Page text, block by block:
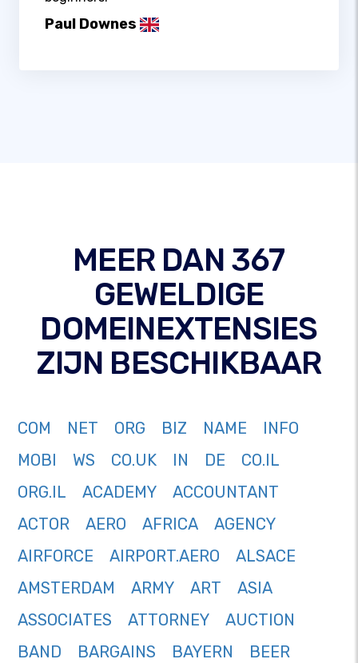
Paul Downes
MEER DAN 367
GEWELDIGE
DOMEINEXTENSIES
ZIJN BESCHIKBAAR
COM NET ORG BIZ NAME
INFO
MOBI
WS CO.UK IN DE
CO.IL
ORG.IL
ACADEMY
ACCOUNTANT
ACTOR
AERO AFRICA
AGENCY
AIRFORCE
AIRPORT.AERO
ALSACE
AMSTERDAM
ARMY ART
ASIA
ASSOCIATES
ATTORNEY
AUCTION
BAND
BARGAINS BAYERN
BEER